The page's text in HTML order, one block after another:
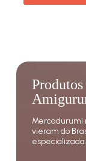
Mercadurumi
vieram do
especializada.